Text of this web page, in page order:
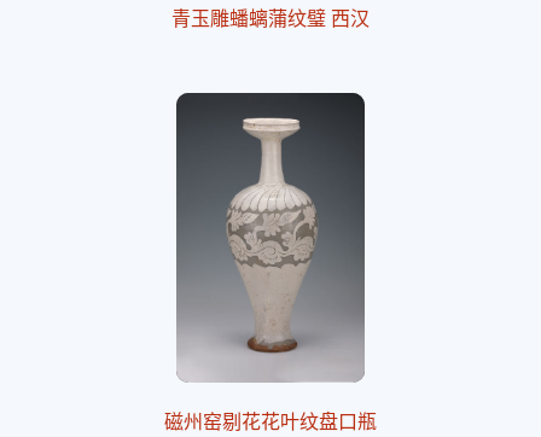
青玉雕蟠螭蒲纹璧 西汉
磁州窑剔花花叶纹盘口瓶